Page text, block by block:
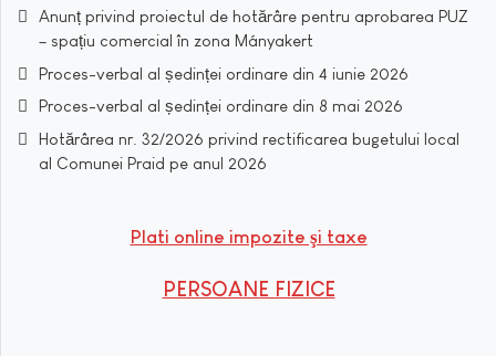
Anunț privind proiectul de hotărâre pentru aprobarea PUZ
– spațiu comercial în zona Mányakert
Proces-verbal al ședinței ordinare din 4 iunie 2026
Proces-verbal al ședinței ordinare din 8 mai 2026
Hotărârea nr. 32/2026 privind rectificarea bugetului local
al Comunei Praid pe anul 2026
Plati online impozite şi taxe
PERSOANE FIZICE